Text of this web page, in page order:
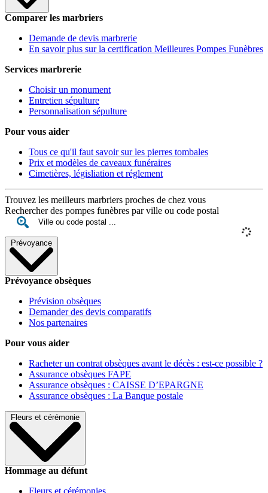
Comparer les marbriers
Demande de devis marbrerie
En savoir plus sur la certification Meilleures Pompes Funèbres
Services marbrerie
Choisir un monument
Entretien sépulture
Personnalisation sépulture
Pour vous aider
Tous ce qu'il faut savoir sur les pierres tombales
Prix et modèles de caveaux funéraires
Cimetières, législiation et réglement
Trouvez les meilleurs marbriers proches de chez vous
Rechercher des pompes funèbres par ville ou code postal
Prévoyance
Prévoyance obsèques
Prévision obsèques
Demander des devis comparatifs
Nos partenaires
Pour vous aider
Racheter un contrat obsèques avant le décès : est-ce possible ?
Assurance obsèques FAPE
Assurance obsèques : CAISSE D’EPARGNE
Assurance obsèques : La Banque postale
Fleurs et cérémonie
Hommage au défunt